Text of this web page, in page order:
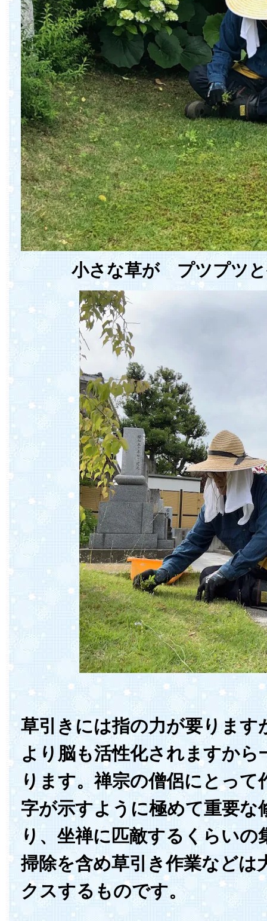
小さな草が プツプツ
草引きには指の力が要ります
より脳も活性化されますから
ります。禅宗の僧侶にとって
字が示すように極めて重要な
り、坐禅に匹敵するくらいの
掃除を含め草引き作業などは
クスするものです。